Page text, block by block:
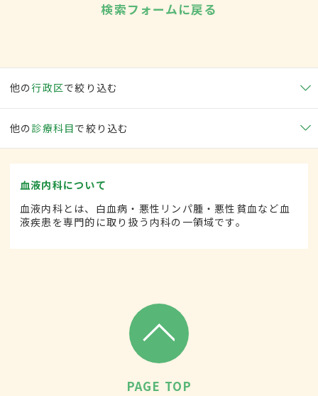
検索フォームに戻る
他の行政区で絞り込む
他の 診療科目で絞り込む
血液内科について
血液内科とは、白血病・悪性リンパ腫・悪性貧血など血
液疾患を専門的に取り扱う内科の一領域です。
PAGE TOP